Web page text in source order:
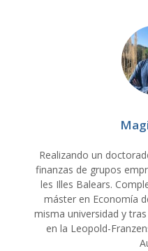
Realizando un
finanzas de grupos
les Illes Balears.
máster en Economía
misma universidad y
en la Leopold-